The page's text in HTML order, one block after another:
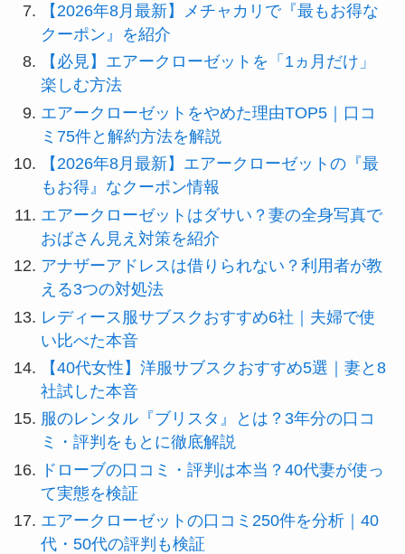
【2026年8月最新】メチャカリで『最もお得な
クーポン』を紹介
【必見】エアークローゼットを「1ヵ月だけ」
楽しむ方法
エアークローゼットをやめた理由TOP5｜口コ
ミ75件と解約方法を解説
【2026年8月最新】エアークローゼットの『最
もお得』なクーポン情報
エアークローゼットはダサい？妻の全身写真で
おばさん見え対策を紹介
アナザーアドレスは借りられない？利用者が教
える3つの対処法
レディース服サブスクおすすめ6社｜夫婦で使
い比べた本音
【40代女性】洋服サブスクおすすめ5選｜妻と8
社試した本音
服のレンタル『ブリスタ』とは？3年分の口コ
ミ・評判をもとに徹底解説
ドローブの口コミ・評判は本当？40代妻が使っ
て実態を検証
エアークローゼットの口コミ250件を分析｜40
代・50代の評判も検証